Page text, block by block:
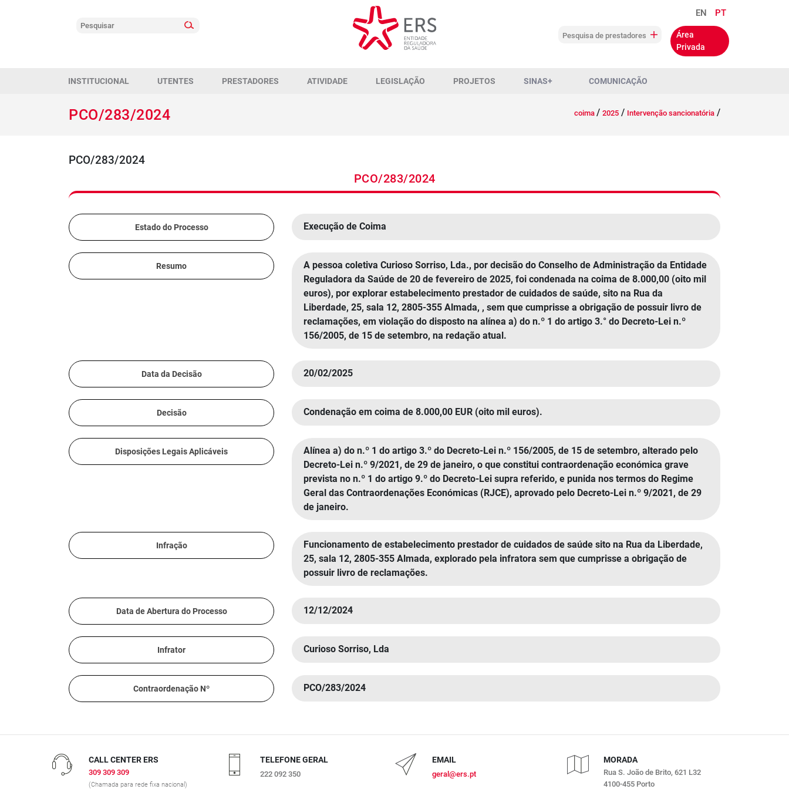
EN PT
Área
Privada
Pesquisa de prestadores
INSTITUCIONAL UTENTES PRESTADORES ATIVIDADE LEGISLAÇÃO PROJETOS SINAS+ COMUNICAÇÃO
PCO/283/2024 coima / 2025 / Intervenção sancionatória /
PCO/283/2024
PCO/283/2024
Estado do Processo Execução de Coima
Resumo
A pessoa coletiva Curioso Sorriso, Lda., por decisão do Conselho de Administração da Entidade
Reguladora da Saúde de 20 de fevereiro de 2025, foi condenada na coima de 8.000,00 (oito mil
euros), por explorar estabelecimento prestador de cuidados de saúde, sito na Rua da
Liberdade, 25, sala 12, 2805-355 Almada, , sem que cumprisse a obrigação de possuir livro de
reclamações, em violação do disposto na alínea a) do n.º 1 do artigo 3.° do Decreto-Lei n.º
156/2005, de 15 de setembro, na redação atual.
Data da Decisão 20/02/2025
Decisão Condenação em coima de 8.000,00 EUR (oito mil euros).
Disposições Legais Aplicáveis
Alínea a) do n.º 1 do artigo 3.º do Decreto-Lei n.º 156/2005, de 15 de setembro, alterado pelo
Decreto-Lei n.º 9/2021, de 29 de janeiro, o que constitui contraordenação económica grave
prevista no n.º 1 do artigo 9.º do Decreto-Lei supra referido, e punida nos termos do Regime
Geral das Contraordenações Económicas (RJCE), aprovado pelo Decreto-Lei n.º 9/2021, de 29
de janeiro.
Infração
Funcionamento de estabelecimento prestador de cuidados de saúde sito na Rua da Liberdade,
25, sala 12, 2805-355 Almada, explorado pela infratora sem que cumprisse a obrigação de
possuir livro de reclamações.
Data de Abertura do Processo 12/12/2024
Infrator Curioso Sorriso, Lda
Contraordenação Nº PCO/283/2024
CALL CENTER ERS
309 309 309
(Chamada para rede fixa nacional)
TELEFONE GERAL
222 092 350
EMAIL
geral@ers.pt
MORADA
Rua S. João de Brito, 621 L32
4100-455 Porto